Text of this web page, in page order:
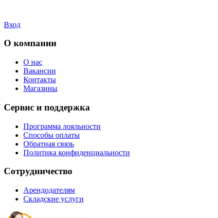
Вход
О компании
О нас
Вакансии
Контакты
Магазины
Сервис и поддержка
Программа лояльности
Способы оплаты
Обратная связь
Политика конфиденциальности
Сотрудничество
Арендодателям
Складские услуги